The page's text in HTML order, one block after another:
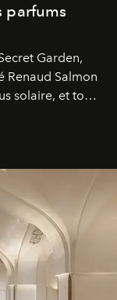
parfums
Garden,
Renaud Salmon
solaire, et tout